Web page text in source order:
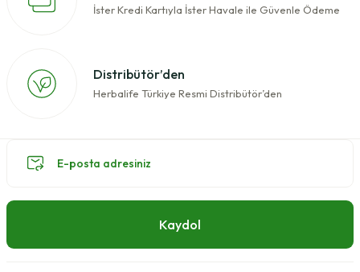
İster Kredi Kartıyla İster Havale ile Güvenle Ödeme
Distribütör’den
Herbalife Türkiye Resmi Distribütör’den
Kaydol